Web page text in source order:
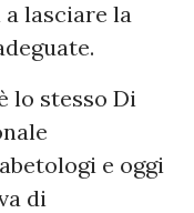
lasciare la
lo stesso Di
e oggi
di